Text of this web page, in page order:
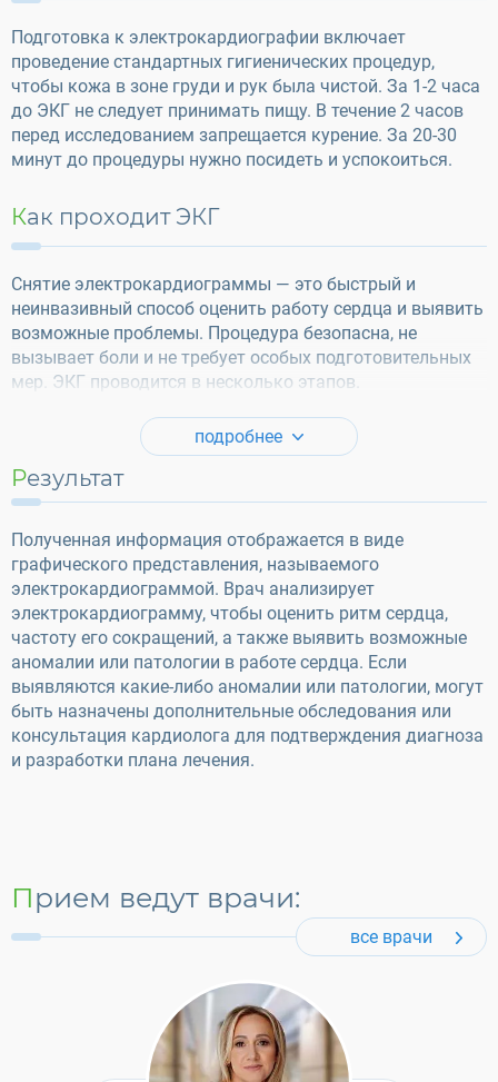
Подготовка к электрокардиографии включает
проведение стандартных гигиенических процедур,
чтобы кожа в зоне груди и рук была чистой. За 1-2 часа
до ЭКГ не следует принимать пищу. В течение 2 часов
перед исследованием запрещается курение. За 20-30
минут до процедуры нужно посидеть и успокоиться.
Как проходит ЭКГ
Снятие электрокардиограммы — это быстрый и
неинвазивный способ оценить работу сердца и выявить
возможные проблемы. Процедура безопасна, не
вызывает боли и не требует особых подготовительных
мер. ЭКГ проводится в несколько этапов.
подробнее
Результат
Полученная информация отображается в виде
графического представления, называемого
электрокардиограммой. Врач анализирует
электрокардиограмму, чтобы оценить ритм сердца,
частоту его сокращений, а также выявить возможные
аномалии или патологии в работе сердца. Если
выявляются какие-либо аномалии или патологии, могут
быть назначены дополнительные обследования или
консультация кардиолога для подтверждения диагноза
и разработки плана лечения.
Прием ведут врачи:
все врачи